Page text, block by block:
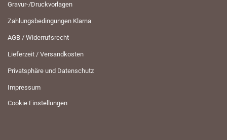
Gravur-/Druckvorlagen
Zahlungsbedingungen Klarna
AGB / Widerrufsrecht
Lieferzeit / Versandkosten
Privatsphäre und Datenschutz
Impressum
Cookie Einstellungen